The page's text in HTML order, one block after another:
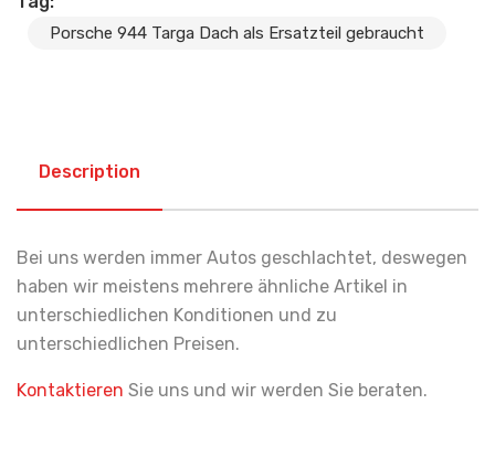
Porsche 944 Targa Dach als Ersatzteil gebraucht
Description
Bei uns werden immer Autos geschlachtet, deswegen
haben wir meistens mehrere ähnliche Artikel in
unterschiedlichen Konditionen und zu
unterschiedlichen Preisen.
Kontaktieren Sie uns und wir werden Sie beraten.